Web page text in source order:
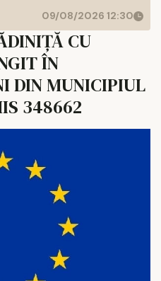
09/08/2026 12:30
CU
ÎN
DIN MUNICIPIUL
348662